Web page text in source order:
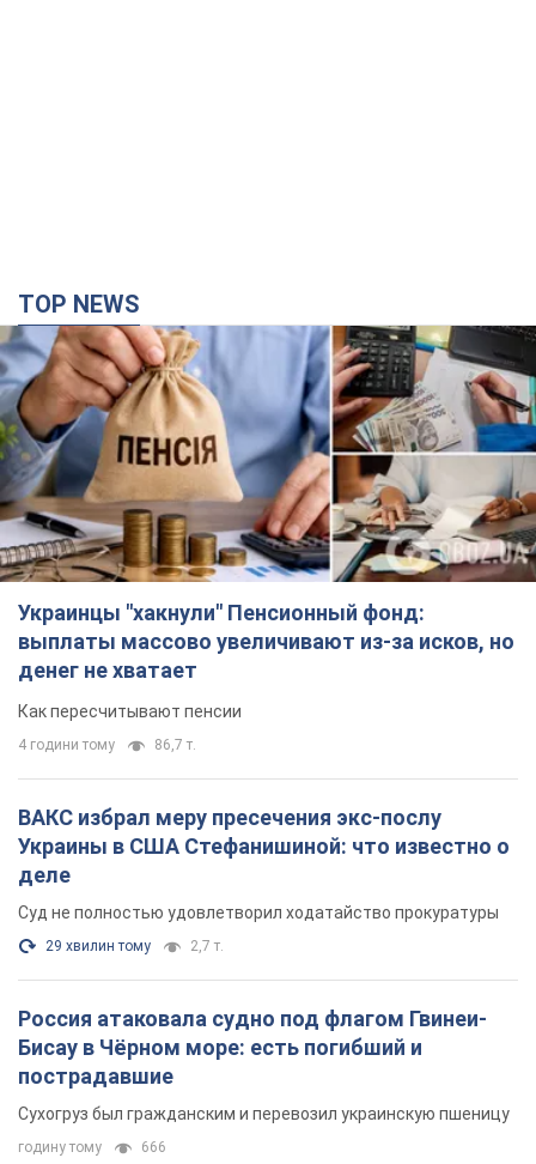
TOP NEWS
Украинцы "хакнули" Пенсионный фонд:
выплаты массово увеличивают из-за исков, но
денег не хватает
Как пересчитывают пенсии
4 години тому 86,7 т.
ВАКС избрал меру пресечения экс-послу
Украины в США Стефанишиной: что известно о
деле
Суд не полностью удовлетворил ходатайство прокуратуры
29 хвилин тому 2,7 т.
Россия атаковала судно под флагом Гвинеи-
Бисау в Чёрном море: есть погибший и
пострадавшие
Сухогруз был гражданским и перевозил украинскую пшеницу
годину тому 666